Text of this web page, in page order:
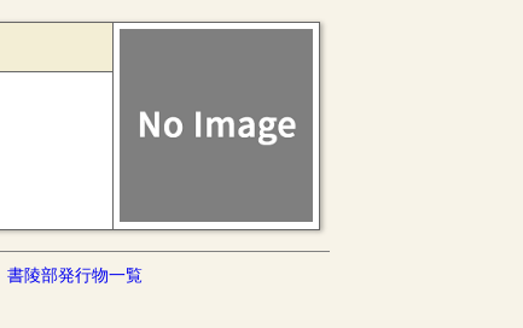
書陵部発行物一覧